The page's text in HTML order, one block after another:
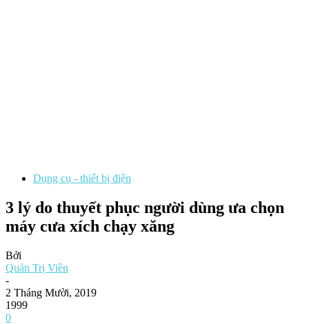
Dụng cụ - thiết bị điện
3 lý do thuyết phục người dùng ưa chọn
máy cưa xích chạy xăng
Bởi
Quản Trị Viên
-
2 Tháng Mười, 2019
1999
0